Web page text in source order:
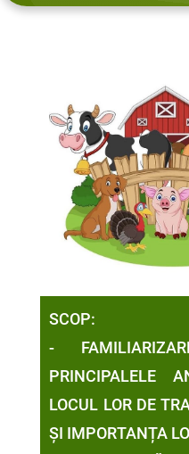
SCOP:
-
PRINCIPALELE
LOCUL LOR DE
ȘI IMPORTANȚA